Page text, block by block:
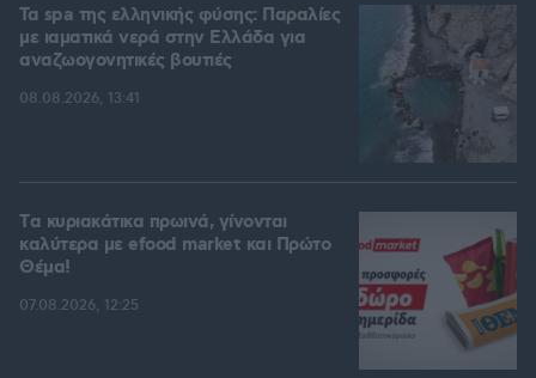
Τα spa της ελληνικής φύσης: Παραλίες
με ιαματικά νερά στην Ελλάδα για
αναζωογονητικές βουτιές
08.08.2026, 13:41
Tα κυριακάτικα πρωινά, γίνονται
καλύτερα με efood market και Πρώτο
Θέμα!
07.08.2026, 12:25